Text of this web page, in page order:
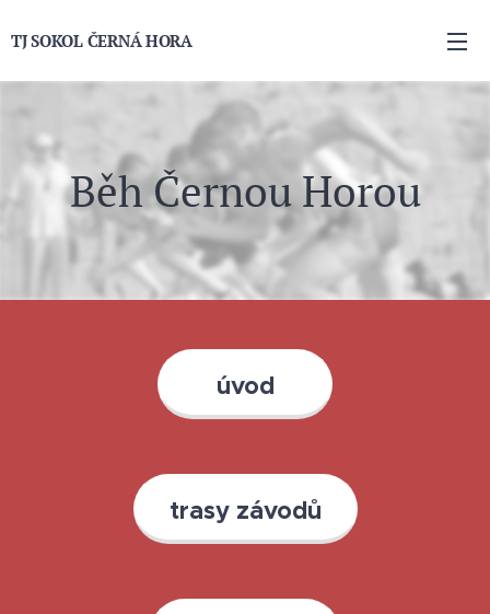
TJSOKOL ČERNÁ HORA
Běh Černou Horou
úvod
trasy závodů